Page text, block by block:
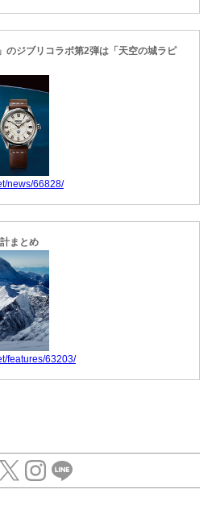
のジブリコラボ第2弾は「天空の城ラピ
news/66828/
まとめ
features/63203/